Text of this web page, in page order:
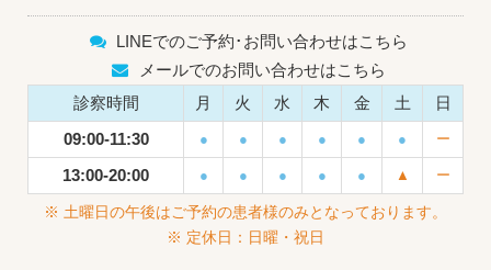
LINEでのご予約･お問い合わせはこちら
メールでのお問い合わせはこちら
診察時間
月 火 水 木 金 土
日
09:00-11:30
● ● ● ● ● ● ー
13:00-20:00 ● ● ● ● ● ▲ ー
※ 土曜日の午後はご予約の患者様のみとなっております。
※ 定休日：日曜・祝日